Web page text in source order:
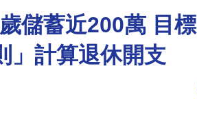
儲蓄近200萬 目標
」計算退休開支